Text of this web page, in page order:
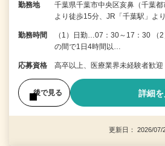
勤務地
千葉県千葉市中央区亥鼻（千葉都
より徒歩15分、JR「千葉駅」よ
勤務時間
（1）日勤…07：30～17：30
の間で1日4時間以…
応募資格 高卒以上、医療業界未経験者歓迎
後で見る 詳細
更新日： 2026/